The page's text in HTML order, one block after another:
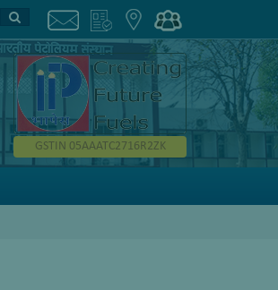
GSTIN 05AAATC2716R2ZK